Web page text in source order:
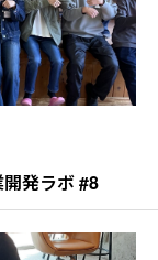
発ラボ #8